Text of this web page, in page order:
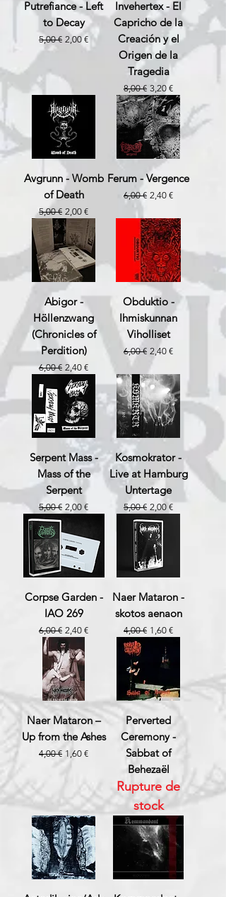
Putrefiance - Left
to Decay
Prix original
5,00 € Prix promotionnel
2,00 €
Invehertex - El
Capricho de la
Creación y el
Origen de la
Tragedia
Prix original
8,00 € Prix promotionnel
3,20 €
Avgrunn - Womb
of Death
Prix original
5,00 € Prix promotionnel
2,00 €
Ferum - Vergence
Prix original
6,00 € Prix promotionnel
2,40 €
Abigor -
Höllenzwang
(Chronicles of
Perdition)
Prix original
6,00 € Prix promotionnel
2,40 €
Obduktio -
Ihmiskunnan
Viholliset
Prix original
6,00 € Prix promotionnel
2,40 €
Serpent Mass -
Mass of the
Serpent
Prix original
5,00 € Prix promotionnel
2,00 €
Kosmokrator -
Live at Hamburg
Untertage
Prix original
5,00 € Prix promotionnel
2,00 €
Corpse Garden -
IAO 269
Prix original
6,00 € Prix promotionnel
2,40 €
Naer Mataron -
skotos aenaon
Prix original
4,00 € Prix promotionnel
1,60 €
Naer Mataron –
Up from the Ashes
Prix original
4,00 € Prix promotionnel
1,60 €
Perverted
Ceremony -
Sabbat of
Behezaël
Rupture de
stock